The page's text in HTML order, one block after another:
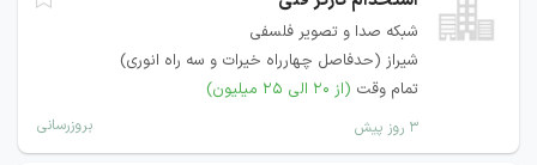
شبکه صدا و تصویر فلسفی
شیراز (حدفاصل چهارراه خیرات و سه راه انوری)
تمام وقت (از ۲۰ الی ۲۵ میلیون)
۳ روز پیش بروزرسانی